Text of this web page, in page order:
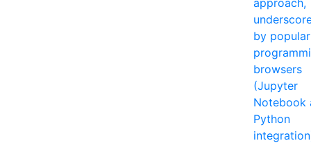
by popular
browsers
(Jupyter
Notebook
Python